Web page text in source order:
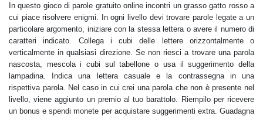
In questo gioco di parole gratuito online incontri un grasso gatto rosso a
cui piace risolvere enigmi. In ogni livello devi trovare parole legate a un
particolare argomento, iniziare con la stessa lettera o avere il numero di
caratteri indicato. Collega i cubi delle lettere orizzontalmente o
verticalmente in qualsiasi direzione. Se non riesci a trovare una parola
nascosta, mescola i cubi sul tabellone o usa il suggerimento della
lampadina. Indica una lettera casuale e la contrassegna in una
rispettiva parola. Nel caso in cui crei una parola che non è presente nel
livello, viene aggiunto un premio al tuo barattolo. Riempilo per ricevere
un bonus e spendi monete per acquistare suggerimenti extra. Guadagna